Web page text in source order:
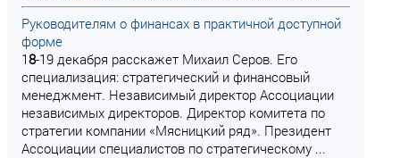
Руководителям о финансах в практичной доступной
форме
18-19 декабря расскажет Михаил Серов. Его
специализация: стратегический и финансовый
менеджмент. Независимый директор Ассоциации
независимых директоров. Директор комитета по
стратегии компании «Мясницкий ряд». Президент
Ассоциации специалистов по стратегическому ...